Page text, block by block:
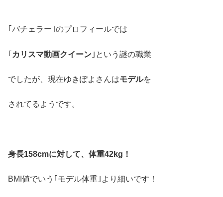
｢バチェラー｣のプロフィールでは
｢ カリスマ動画クイーン ｣という謎の職業
でしたが、現在ゆきぽよさんはモデルを
されてるようです。
身長158cmに対して、体重42kg！
BMI値でいう｢モデル体重｣より細いです！